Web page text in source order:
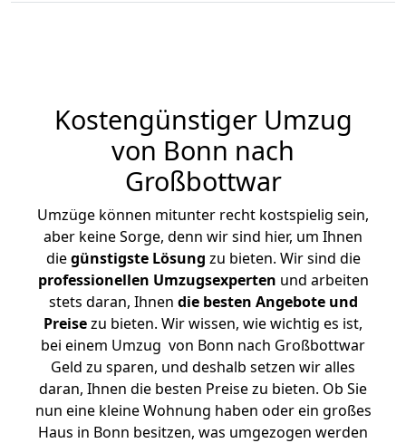
Kostengünstiger Umzug
von Bonn nach
Großbottwar
Umzüge können mitunter recht kostspielig sein,
aber keine Sorge, denn wir sind hier, um Ihnen
diegünstigste Lösung zu bieten. Wir sind die
professionellen Umzugsexperten und arbeiten
stets daran, Ihnen die besten Angebote und
Preisezu bieten. Wir wissen, wie wichtig es ist,
bei einem Umzug von Bonn nach Großbottwar
Geld zu sparen, und deshalb setzen wir alles
daran, Ihnen die besten Preise zu bieten. Ob Sie
nun eine kleine Wohnung haben oder ein großes
Haus in Bonn besitzen, was umgezogen werden